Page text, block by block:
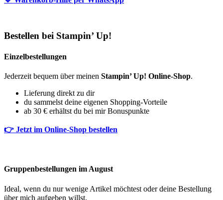
Bestellen bei Stampin’ Up!
Einzelbestellungen
Jederzeit bequem über meinen Stampin’ Up! Online-Shop.
Lieferung direkt zu dir
du sammelst deine eigenen Shopping-Vorteile
ab 30 € erhältst du bei mir Bonuspunkte
👉 Jetzt im Online-Shop bestellen
Gruppenbestellungen im August
Ideal, wenn du nur wenige Artikel möchtest oder deine Bestellung
über mich aufgeben willst.